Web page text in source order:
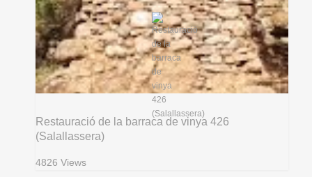
Restauració de la barraca de vinya 426
(Salallassera)
4826 Views